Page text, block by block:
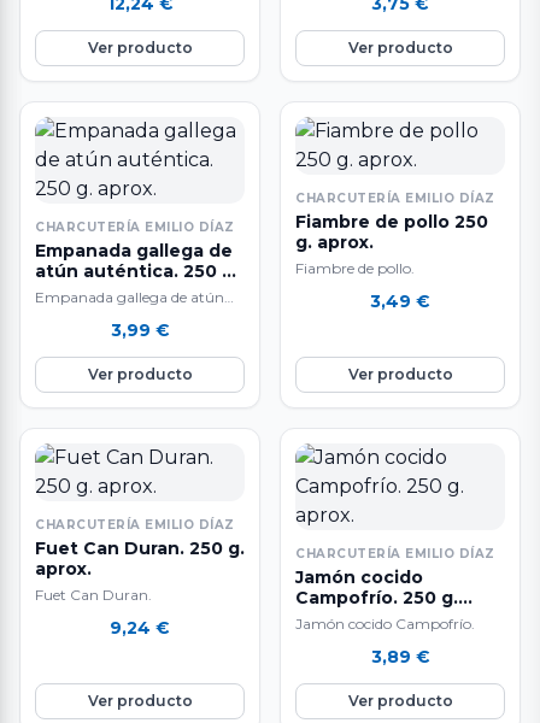
Ver producto Ver producto
CHARCUTERÍA EMILIO DÍAZ
Empanada gallega de
atún auténtica. 250 g.
aprox.
Empanada gallega de atún
3,99 €
Ver producto
CHARCUTERÍA EMILIO DÍAZ
Fiambre de pollo 250
g. aprox.
Fiambre de pollo.
3,49 €
Ver producto
CHARCUTERÍA EMILIO DÍAZ
Fuet Can Duran. 250 g.
aprox.
Fuet Can Duran.
9,24 €
Ver producto
CHARCUTERÍA EMILIO DÍAZ
Jamón cocido
Campofrío. 250 g.
aprox.
Jamón cocido Campofrío.
3,89 €
Ver producto